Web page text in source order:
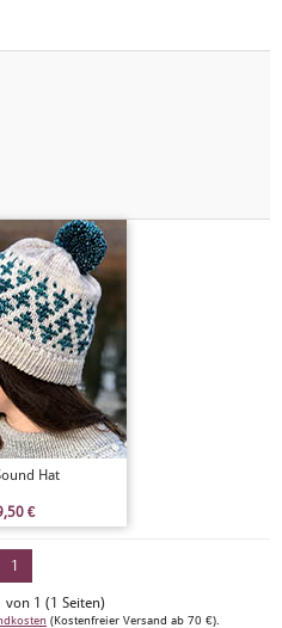
Hat
€
1
von 1 (1 Seiten)
(Kostenfreier Versand ab 70 €).